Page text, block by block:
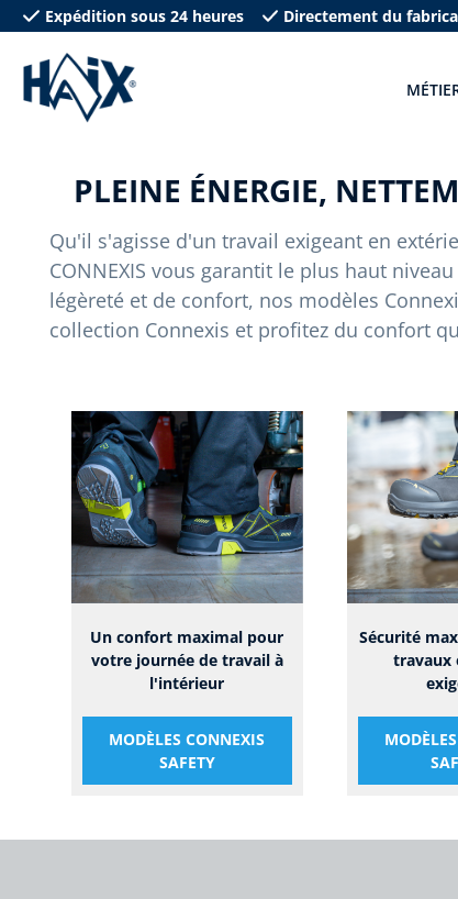
Passer à la navigation principale
Expédition sous 24 heures Directement du
PLEINE ÉNERGIE,
Qu'il s'agisse d'un travail exigeant en
CONNEXIS vous garantit le plus haut
légèreté et de confort, nos modèles
collection Connexis et profitez du confort
Un confort maximal pour
votre journée de travail à
l'intérieur
MODÈLES CONNEXIS
SAFETY
Sécurité
travaux